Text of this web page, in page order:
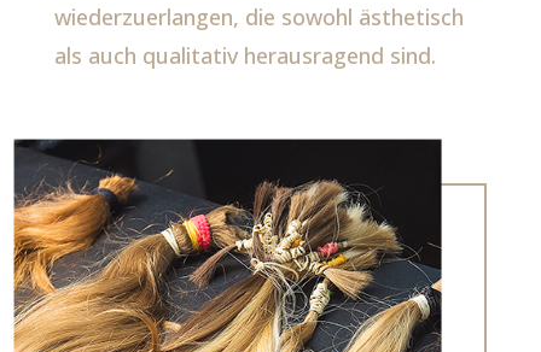
wiederzuerlangen, die sowohl ästhetisch
als auch qualitativ herausragend sind.